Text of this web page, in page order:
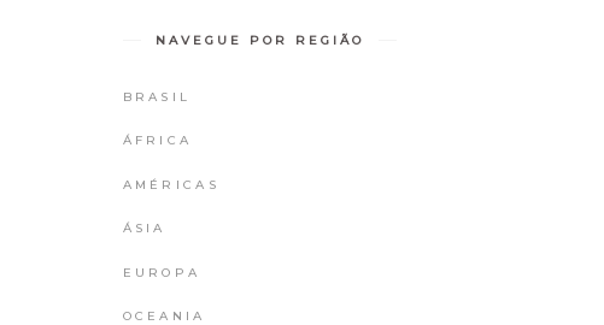
NAVEGUE POR REGIÃO
BRASIL
ÁFRICA
AMÉRICAS
ÁSIA
EUROPA
OCEANIA